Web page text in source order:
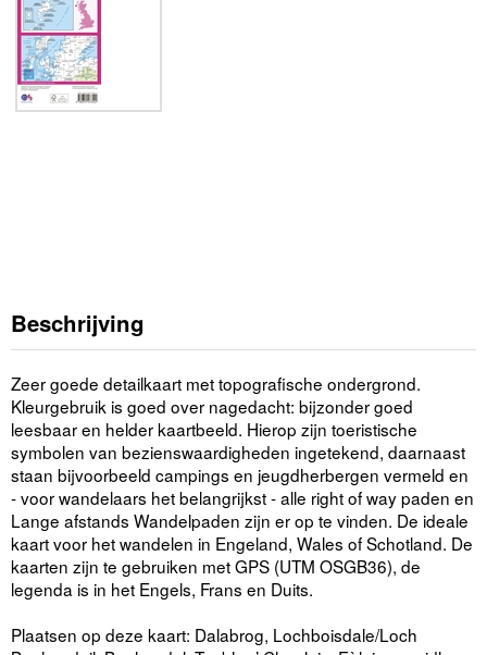
Beschrijving
Zeer goede detailkaart met topografische ondergrond.
Kleurgebruik is goed over nagedacht: bijzonder goed
leesbaar en helder kaartbeeld. Hierop zijn toeristische
symbolen van bezienswaardigheden ingetekend, daarnaast
staan bijvoorbeeld campings en jeugdherbergen vermeld en
- voor wandelaars het belangrijkst - alle right of way paden en
Lange afstands Wandelpaden zijn er op te vinden. De ideale
kaart voor het wandelen in Engeland, Wales of Schotland. De
kaarten zijn te gebruiken met GPS (UTM OSGB36), de
legenda is in het Engels, Frans en Duits.
Plaatsen op deze kaart: Dalabrog, Lochboisdale/Loch